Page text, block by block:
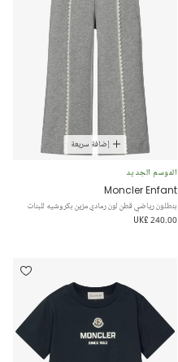
إضافة سريعة
الموسم الجديد
Moncler Enfant
بنطلون رياضي قطن لون رمادي مزين بكروشيه للبنات
UK£ 240.00